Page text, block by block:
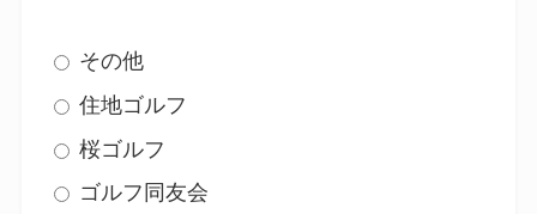
その他
住地ゴルフ
桜ゴルフ
ゴルフ同友会